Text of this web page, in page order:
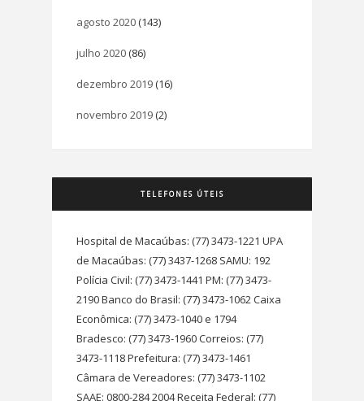
agosto 2020 (143)
julho 2020 (86)
dezembro 2019 (16)
novembro 2019 (2)
TELEFONES ÚTEIS
Hospital de Macaúbas: (77) 3473-1221 UPA
de Macaúbas: (77) 3437-1268 SAMU: 192
Polícia Civil: (77) 3473-1441 PM: (77) 3473-
2190 Banco do Brasil: (77) 3473-1062 Caixa
Econômica: (77) 3473-1040 e 1794
Bradesco: (77) 3473-1960 Correios: (77)
3473-1118 Prefeitura: (77) 3473-1461
Câmara de Vereadores: (77) 3473-1102
SAAE: 0800-284 2004 Receita Federal: (77)